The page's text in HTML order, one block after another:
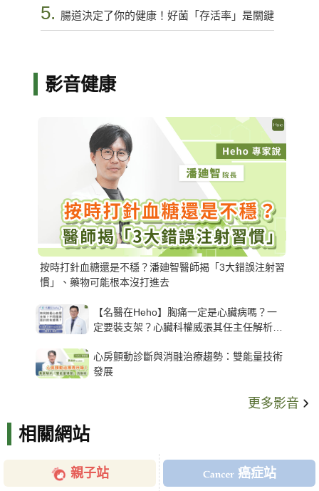
5. 腸道決定了你的健康！好菌「存活率」是關鍵
影音健康
按時打針血糖還是不穩？潘廸智醫師揭「3大錯誤注射習
慣」、藥物可能根本沒打進去
【名醫在Heho】胸痛一定是心臟病嗎？一
定要裝支架？心臟科權威張其任主任解析支
心房顫動診斷與消融治療趨勢：雙能量技術
發展
更多影音
相關網站
親子站 癌症站